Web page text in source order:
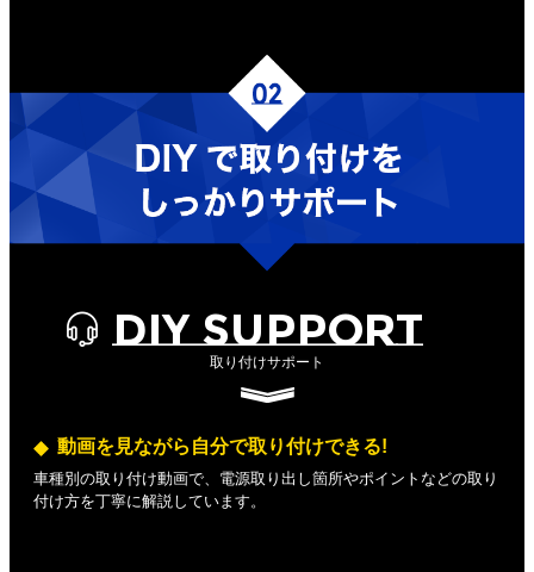
DIY SUPPORT
取り付けサポート
動画を見ながら自分で取り付けできる!
車種別の取り付け動画で、電源取り出し箇所やポイントなどの取り
付け方を丁寧に解説しています。